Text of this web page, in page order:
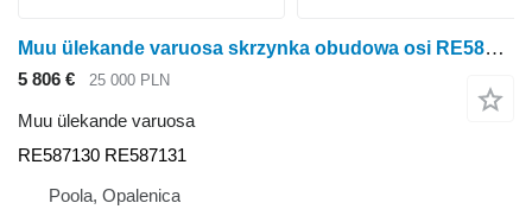
Muu ülekande varuosa skrzynka obudowa osi RE587130 tüübi jaoks ratastraktori John Deere 8245R 8270R 8295R 8320R 8335R 8345R 8370R 8400R
5 806 € 25 000 PLN
Muu ülekande varuosa
RE587130 RE587131
Poola, Opalenica